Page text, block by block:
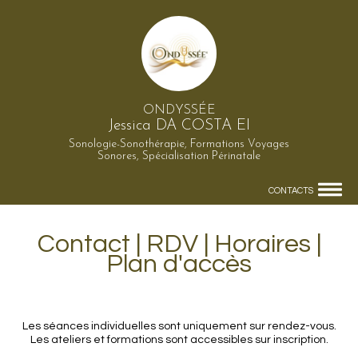
ONDYSSÉE
Jessica DA COSTA EI
Sonologie-Sonothérapie, Formations Voyages
Sonores, Spécialisation Périnatale
CONTACTS
Contact | RDV | Horaires |
Plan d'accès
Les séances individuelles sont uniquement sur rendez-vous.
Les ateliers et formations sont accessibles sur inscription.